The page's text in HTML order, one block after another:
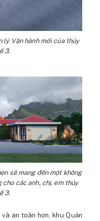
lý Vận hành mới của thủy
3.
sẽ mang đến một không
các anh, chị, em thủy
3.
an toàn hơn, khu Quản